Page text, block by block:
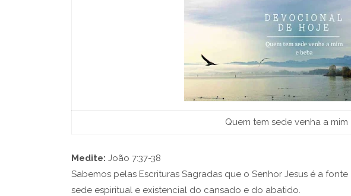
Quem tem sede venha a
Medite: João 7:37-38
Sabemos pelas Escrituras Sagradas que o Senhor Jesus é a
sede espiritual e existencial do cansado e do abatido.